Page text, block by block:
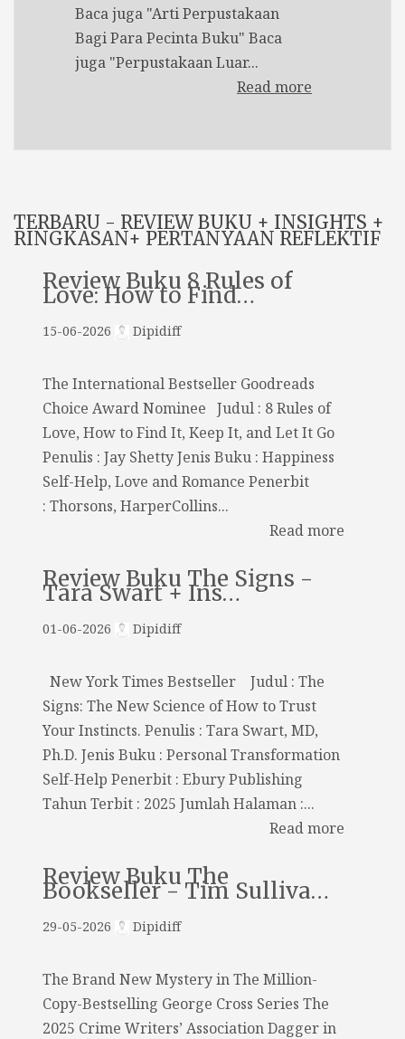
Baca juga "Arti Perpustakaan
Bagi Para Pecinta Buku" Baca
juga "Perpustakaan Luar...
Read more
TERBARU - REVIEW BUKU + INSIGHTS +
RINGKASAN+ PERTANYAAN REFLEKTIF
Review Buku 8 Rules of
Love: How to Find…
15-06-2026 Dipidiff
The International Bestseller Goodreads
Choice Award Nominee Judul : 8 Rules of
Love, How to Find It, Keep It, and Let It Go
Penulis : Jay Shetty Jenis Buku : Happiness
Self-Help, Love and Romance Penerbit
: Thorsons, HarperCollins...
Read more
Review Buku The Signs -
Tara Swart + Ins…
01-06-2026 Dipidiff
New York Times Bestseller Judul : The
Signs: The New Science of How to Trust
Your Instincts. Penulis : Tara Swart, MD,
Ph.D. Jenis Buku : Personal Transformation
Self-Help Penerbit : Ebury Publishing
Tahun Terbit : 2025 Jumlah Halaman :...
Read more
Review Buku The
Bookseller - Tim Sulliva…
29-05-2026 Dipidiff
The Brand New Mystery in The Million-
Copy-Bestselling George Cross Series The
2025 Crime Writers’ Association Dagger in